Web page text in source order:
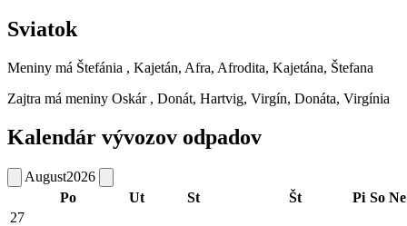
Sviatok
Meniny má Štefánia , Kajetán, Afra, Afrodita, Kajetána, Štefana
Zajtra má meniny Oskár , Donát, Hartvig, Virgín, Donáta, Virgínia
Kalendár vývozov odpadov
August2026
Po
Ut St Št Pi So Ne
27